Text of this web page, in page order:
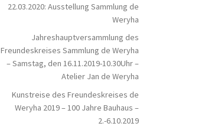
22.03.2020: Ausstellung Sammlung de
Weryha
Jahreshauptversammlung des
Freundeskreises Sammlung de Weryha
– Samstag, den 16.11.2019-10.30Uhr –
Atelier Jan de Weryha
Kunstreise des Freundeskreises de
Weryha 2019 – 100 Jahre Bauhaus –
2.-6.10.2019